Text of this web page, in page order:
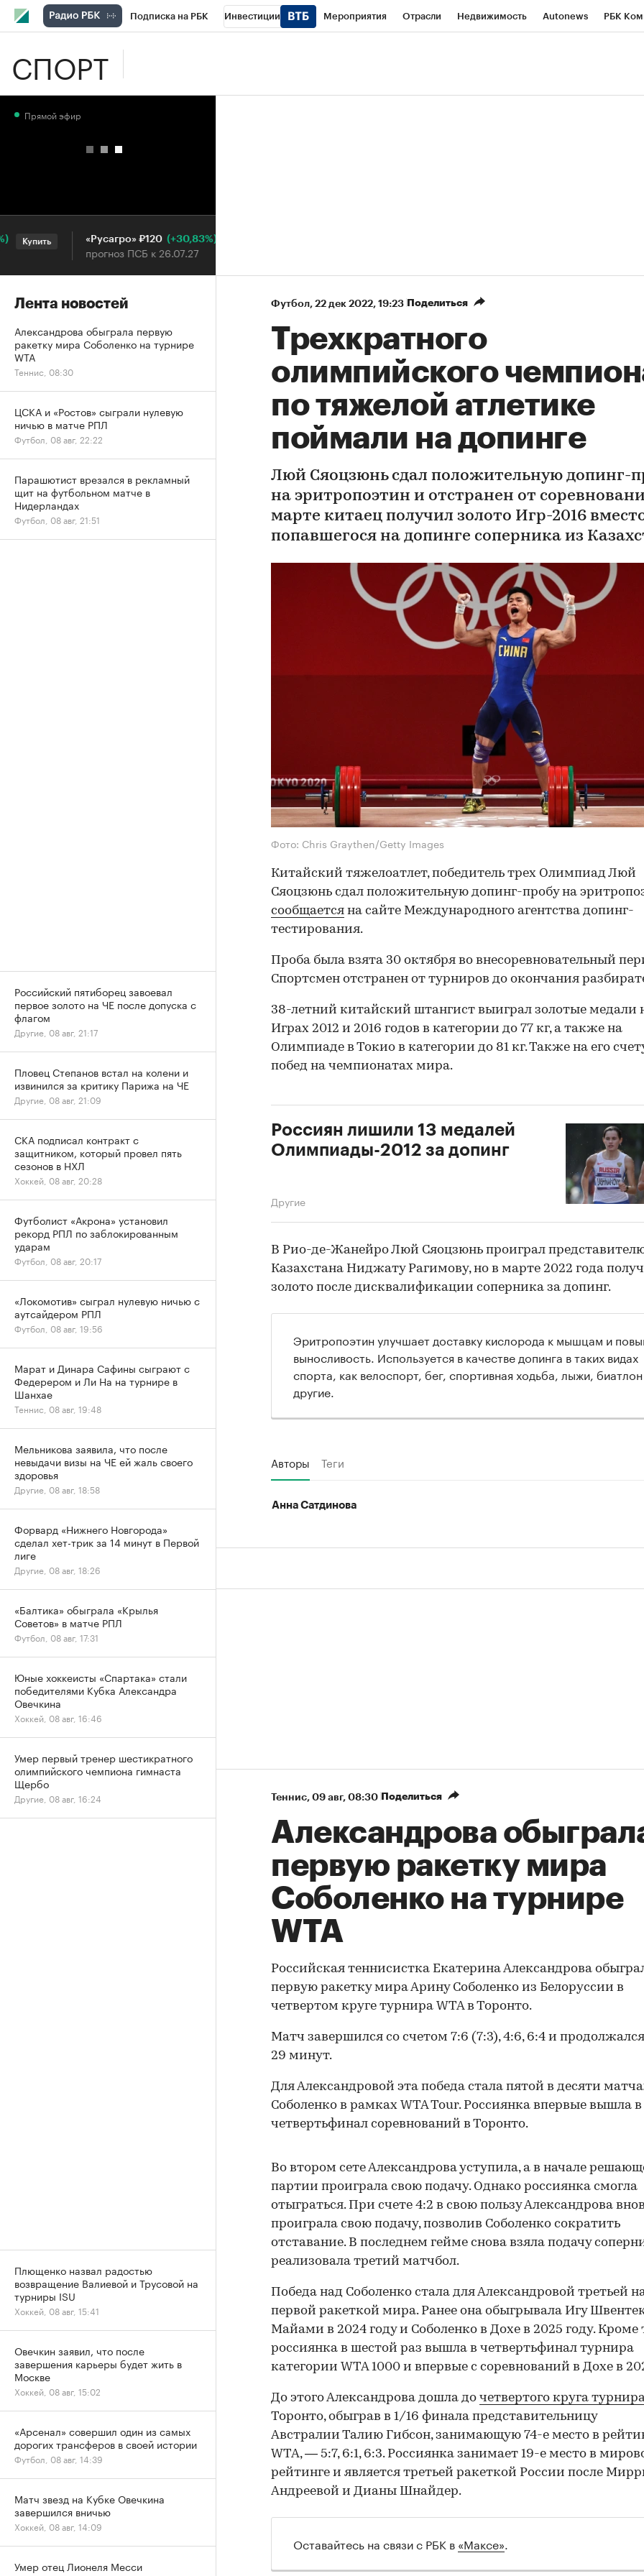
Подписка на РБК Инвестиции Мероприятия Отрасли Недвижимость Autonews РБК
СПОРТ
Футбол⁠, 22 дек 2022, 19:23 Поделиться
Трехкратного
олимпийского
по тяжелой атлетике
поймали на допинге
Люй Сяоцзюнь сдал положительную допинг-
на эритропоэтин и отстранен от
марте китаец получил золото Игр-2016
попавшегося на допинге соперника из
Фото: Chris Graythen/Getty Images
Китайский тяжелоатлет, победитель трех Олимпиад Люй
Сяоцзюнь сдал положительную допинг-пробу на
сообщается на сайте Международного агентства допинг-
тестирования.
Проба была взята 30 октября во внесоревновательный
Спортсмен отстранен от турниров до окончания
38-летний китайский штангист выиграл золотые медали
Играх 2012 и 2016 годов в категории до 77 кг, а также на
Олимпиаде в Токио в категории до 81 кг. Также на его
побед на чемпионатах мира.
Россиян лишили 13 медалей
Олимпиады-2012 за допинг
Другие
В Рио-де-Жанейро Люй Сяоцзюнь проиграл
Казахстана Ниджату Рагимову, но в марте 2022 года
золото после дисквалификации соперника за допинг.
Эритропоэтин улучшает доставку кислорода к мышцам и
выносливость. Используется в качестве допинга в таких видах
спорта, как велоспорт, бег, спортивная ходьба, лыжи,
другие.
Авторы Теги
Анна Сатдинова
Теннис⁠, 09 авг, 08:30 Поделиться
Александрова
первую ракетку мира
Соболенко на турнире
WTA
Российская теннисистка Екатерина Александрова
первую ракетку мира Арину Соболенко из Белоруссии в
четвертом круге турнира WTA в Торонто.
Матч завершился со счетом 7:6 (7:3), 4:6, 6:4 и
29 минут.
Для Александровой эта победа стала пятой в десяти
Соболенко в рамках WTA Tour. Россиянка впервые вышла в
четвертьфинал соревнований в Торонто.
00:00 / 00:00
Во втором сете Александрова уступила, а в начале
партии проиграла свою подачу. Однако россиянка смогла
отыграться. При счете 4:2 в свою пользу Александрова
проиграла свою подачу, позволив Соболенко сократить
отставание. В последнем гейме снова взяла подачу
реализовала третий матчбол.
Победа над Соболенко стала для Александровой третьей
первой ракеткой мира. Ранее она обыгрывала Игу
Майами в 2024 году и Соболенко в Дохе в 2025 году. Кроме
россиянка в шестой раз вышла в четвертьфинал турнира
категории WTA 1000 и впервые с соревнований в Дохе в
До этого Александрова дошла до четвертого круга
Торонто, обыграв в 1/16 финала представительницу
Австралии Талию Гибсон, занимающую 74-е место в
WTA, — 5:7, 6:1, 6:3. Россиянка занимает 19-е место в
рейтинге и является третьей ракеткой России после
Андреевой и Дианы Шнайдер.
Оставайтесь на связи с РБК в «Максе».
Прямой эфир
Купить «Русагро» ₽120 (+30,83%)
прогноз ПСБ к 26.07.27
Лента новостей
Александрова обыграла первую
ракетку мира Соболенко на турнире
WTA
Теннис, 08:30
ЦСКА и «Ростов» сыграли нулевую
ничью в матче РПЛ
Футбол, 08 авг, 22:22
Парашютист врезался в рекламный
щит на футбольном матче в
Нидерландах
Футбол, 08 авг, 21:51
Российский пятиборец завоевал
первое золото на ЧЕ после допуска с
флагом
Другие, 08 авг, 21:17
Пловец Степанов встал на колени и
извинился за критику Парижа на ЧЕ
Другие, 08 авг, 21:09
СКА подписал контракт с
защитником, который провел пять
сезонов в НХЛ
Хоккей, 08 авг, 20:28
Футболист «Акрона» установил
рекорд РПЛ по заблокированным
ударам
Футбол, 08 авг, 20:17
«Локомотив» сыграл нулевую ничью с
аутсайдером РПЛ
Футбол, 08 авг, 19:56
Марат и Динара Сафины сыграют с
Федерером и Ли На на турнире в
Шанхае
Теннис, 08 авг, 19:48
Мельникова заявила, что после
невыдачи визы на ЧЕ ей жаль своего
здоровья
Другие, 08 авг, 18:58
Форвард «Нижнего Новгорода»
сделал хет-трик за 14 минут в Первой
лиге
Другие, 08 авг, 18:26
«Балтика» обыграла «Крылья
Советов» в матче РПЛ
Футбол, 08 авг, 17:31
Юные хоккеисты «Спартака» стали
победителями Кубка Александра
Овечкина
Хоккей, 08 авг, 16:46
Умер первый тренер шестикратного
олимпийского чемпиона гимнаста
Щербо
Другие, 08 авг, 16:24
Плющенко назвал радостью
возвращение Валиевой и Трусовой на
турниры ISU
Хоккей, 08 авг, 15:41
Овечкин заявил, что после
завершения карьеры будет жить в
Москве
Хоккей, 08 авг, 15:02
«Арсенал» совершил один из самых
дорогих трансферов в своей истории
Футбол, 08 авг, 14:39
Матч звезд на Кубке Овечкина
завершился вничью
Хоккей, 08 авг, 14:09
Умер отец Лионеля Месси